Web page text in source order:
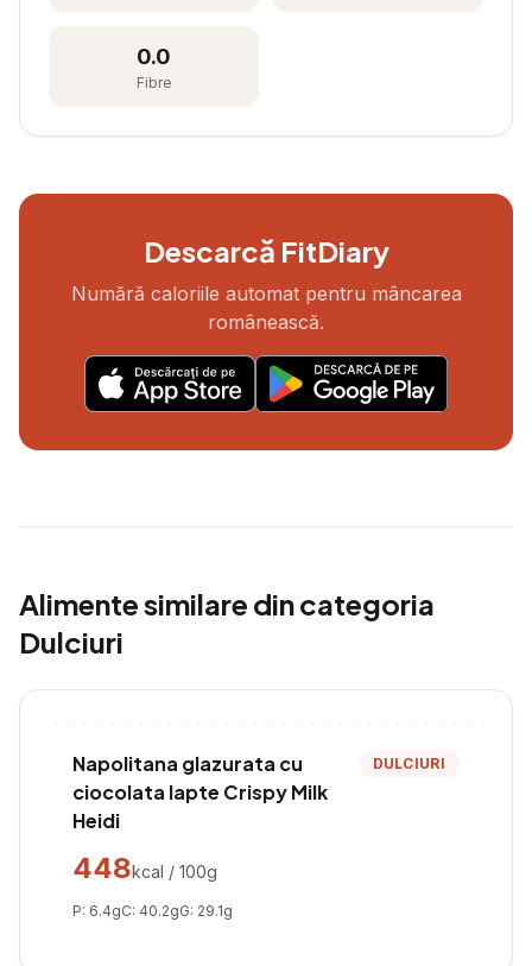
0.0
Fibre
Descarcă FitDiary
Numără caloriile automat pentru mâncarea
românească.
Alimente similare din categoria
Dulciuri
Napolitana glazurata cu
ciocolata lapte Crispy Milk
Heidi
DULCIURI
448kcal / 100g
P: 6.4gC: 40.2gG: 29.1g